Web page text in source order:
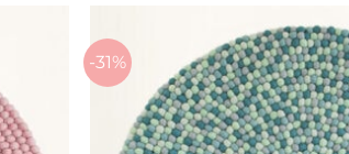
-31%